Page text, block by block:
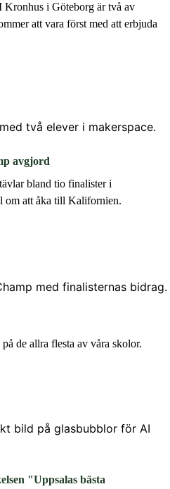
i Göteborg är två av
att vara först med att erbjuda
avgjord
bland tio finalister i
om att åka till Kalifornien.
de allra flesta av våra skolor.
"Uppsalas bästa